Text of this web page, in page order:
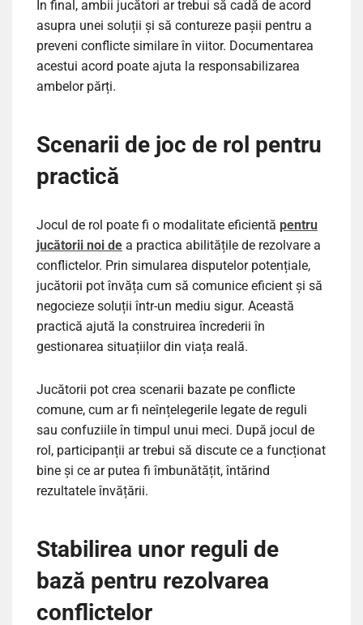
În final, ambii jucători ar trebui să cadă de acord
asupra unei soluții și să contureze pașii pentru a
preveni conflicte similare în viitor. Documentarea
acestui acord poate ajuta la responsabilizarea
ambelor părți.
Scenarii de joc de rol pentru
practică
Jocul de rol poate fi o modalitate eficientă pentru
jucătorii noi de a practica abilitățile de rezolvare a
conflictelor. Prin simularea disputelor potențiale,
jucătorii pot învăța cum să comunice eficient și să
negocieze soluții într-un mediu sigur. Această
practică ajută la construirea încrederii în
gestionarea situațiilor din viața reală.
Jucătorii pot crea scenarii bazate pe conflicte
comune, cum ar fi neînțelegerile legate de reguli
sau confuziile în timpul unui meci. După jocul de
rol, participanții ar trebui să discute ce a funcționat
bine și ce ar putea fi îmbunătățit, întărind
rezultatele învățării.
Stabilirea unor reguli de
bază pentru rezolvarea
conflictelor